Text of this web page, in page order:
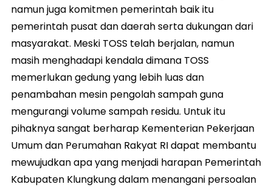
namun juga komitmen pemerintah baik itu
pemerintah pusat dan daerah serta dukungan dari
masyarakat. Meski TOSS telah berjalan, namun
masih menghadapi kendala dimana TOSS
memerlukan gedung yang lebih luas dan
penambahan mesin pengolah sampah guna
mengurangi volume sampah residu. Untuk itu
pihaknya sangat berharap Kementerian Pekerjaan
Umum dan Perumahan Rakyat RI dapat membantu
mewujudkan apa yang menjadi harapan Pemerintah
Kabupaten Klungkung dalam menangani persoalan